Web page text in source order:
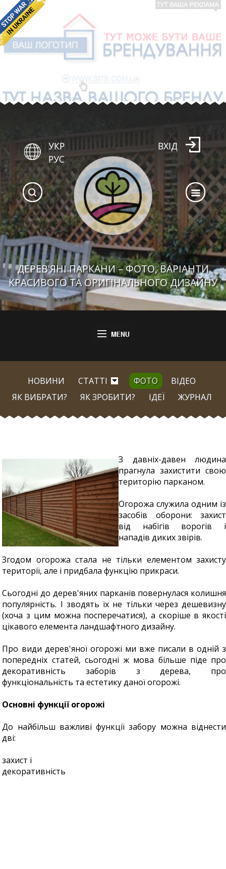
ДЕРЕВ'ЯНІ ПАРКАНИ – ФОТО, ВАРІАНТИ
КРАСИВОГО ТА ОРИГІНАЛЬНОГО ДИЗАЙНУ
УКР
РУС
ВХІД
НОВИНИ СТАТТІ ФОТО
ВІДЕО
ЯК ВИБРАТИ?
ЯК ЗРОБИТИ? ІДЕЇ ЖУРНАЛ
З давніх-давен людина
прагнула захистити свою
територію парканом.
Огорожа служила одним із
засобів оборони: захист
від набігів ворогів і
нападів диких звірів.
Згодом огорожа стала не тільки елементом захисту
території, але і придбала функцію прикраси.
Сьогодні до дерев'яних парканів повернулася колишня
популярність. І зводять їх не тільки через дешевизну
(хоча з цим можна посперечатися), а скоріше в якості
цікавого елемента ландшафтного дизайну.
Про види дерев'яної огорожі ми вже писали в одній з
попередніх статей, сьогодні ж мова більше піде про
декоративність заборів з дерева, про
функціональність та естетику даної огорожі.
Основні функції огорожі
До найбільш важливі функції забору можна віднести
дві:
захист і
декоративність